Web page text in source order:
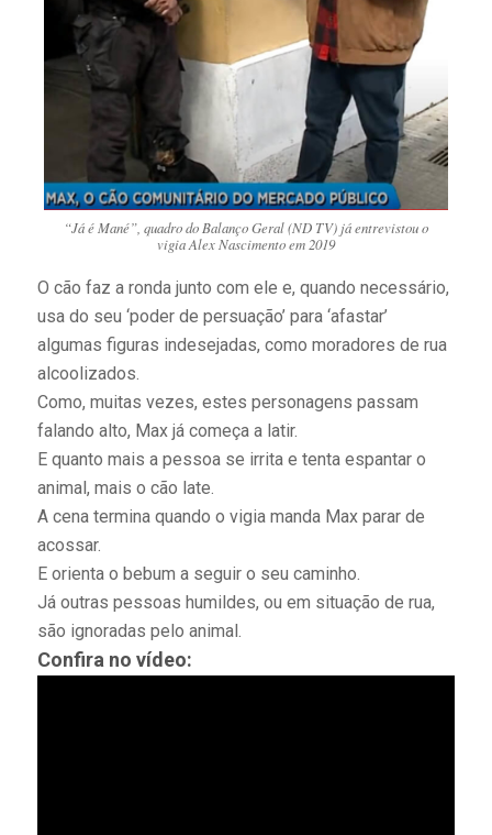
“Já é Mané”, quadro do Balanço Geral (ND TV) já entrevistou o
vigia Alex Nascimento em 2019
O cão faz a ronda junto com ele e, quando necessário,
usa do seu ‘poder de persuação’ para ‘afastar’
algumas figuras indesejadas, como moradores de rua
alcoolizados.
Como, muitas vezes, estes personagens passam
falando alto, Max já começa a latir.
E quanto mais a pessoa se irrita e tenta espantar o
animal, mais o cão late.
A cena termina quando o vigia manda Max parar de
acossar.
E orienta o bebum a seguir o seu caminho.
Já outras pessoas humildes, ou em situação de rua,
são ignoradas pelo animal.
Confira no vídeo: